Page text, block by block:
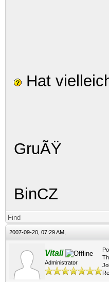
Hat
GruÃŸ
BinCZ
Find
2007-09-20, 07:29 AM,
Vitali
Administrator